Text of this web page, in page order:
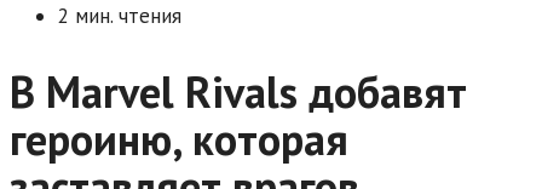
2 мин. чтения
В Marvel Rivals добавят
героиню, которая